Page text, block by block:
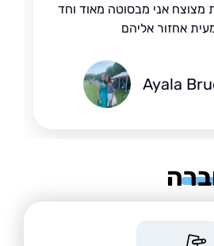
מבסוטה מאוד וחד
אליהם